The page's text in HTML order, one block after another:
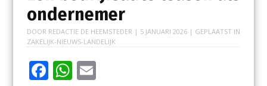
ondernemer
DOOR REDACTIE DE HEEMSTEDER | 5 JANUARI 2026| GEPLAATST IN
ZAKELIJK-NIEUWS-LANDELIJK
F W E